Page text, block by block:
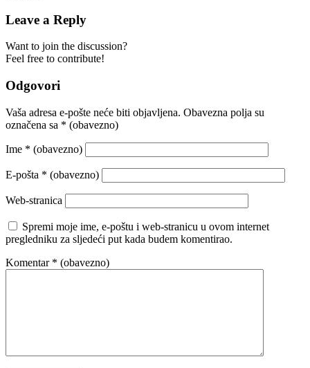
Leave a Reply
Want to join the discussion?
Feel free to contribute!
Odgovori
Vaša adresa e-pošte neće biti objavljena. Obavezna polja su
označena sa * (obavezno)
Ime * (obavezno)
E-pošta * (obavezno)
Web-stranica
Spremi moje ime, e-poštu i web-stranicu u ovom internet
pregledniku za sljedeći put kada budem komentirao.
Komentar * (obavezno)